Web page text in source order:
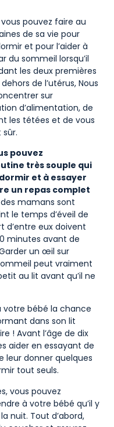
pouvez faire au
de sa vie pour
et pour l’aider à
du sommeil lorsqu’il
les deux premières
de l’utérus, Nous
sur
d’alimentation, de
les tétées et de vous
sûr.
pouvez
très souple qui
et à essayer
un repas complet
mamans sont
le temps d’éveil de
d’entre eux doivent
minutes avant de
un œil sur
peut vraiment
au lit avant qu’il ne
votre bébé la chance
dans son lit
! Avant l’âge de dix
aider en essayant de
leur donner quelques
tout seuls.
vous pouvez
à votre bébé qu’il y
nuit. Tout d’abord,